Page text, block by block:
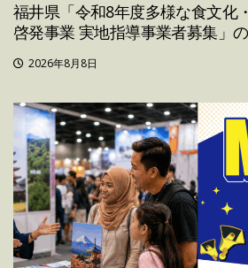
福井県「令和8年度多様な食文化
啓発事業 実地指導事業者募集」
2026年8月8日